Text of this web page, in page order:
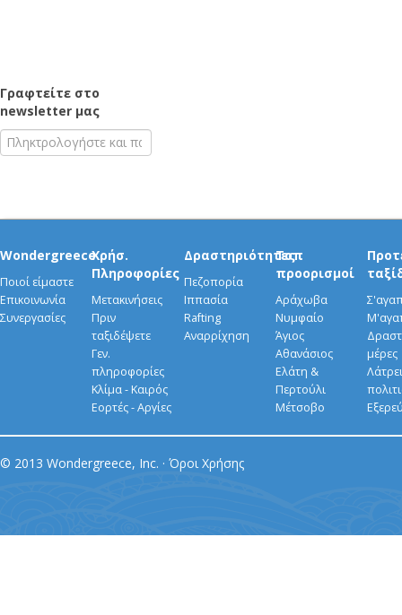
Γραφτείτε στο
newsletter μας
Wondergreece
Ποιοί είμαστε
Επικοινωνία
Συνεργασίες
Χρήσ.
Πληροφορίες
Μετακινήσεις
Πριν
ταξιδέψετε
Γεν.
πληροφορίες
Κλίμα - Καιρός
Εορτές - Αργίες
Δραστηριότητες
Πεζοπορία
Ιππασία
Rafting
Αναρρίχηση
Τοπ
προορισμοί
Αράχωβα
Νυμφαίο
Άγιος
Αθανάσιος
Ελάτη &
Περτούλι
Μέτσοβο
μέρες
© 2013 Wondergreece, Inc. · Όροι Χρήσης